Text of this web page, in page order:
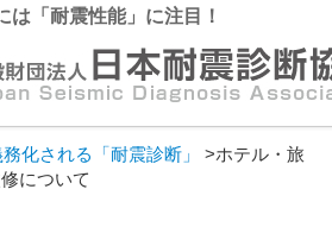
は「耐震性能」に注目！
化される「耐震診断」
>ホテル・旅
について
東
03-
大
06-